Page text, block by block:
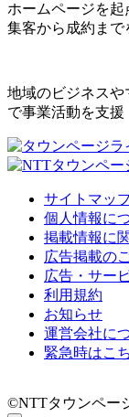
ホームページを起
集客から成約ま
地域のビジネスや
で事業活動を支援
サイトマッ
個人情報に
掲載情報に
広告掲載の
広告・サー
利用規約
お知らせ
運営会社に
緊急時はこ
©NTTタウンペー